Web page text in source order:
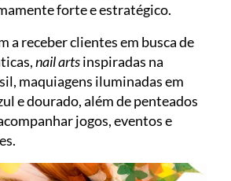
forte e estratégico.
a receber clientes em busca de
nail artsinspiradas na
maquiagens iluminadas em
e dourado, além de penteados
jogos, eventos e